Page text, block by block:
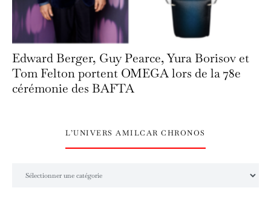
Edward Berger, Guy Pearce, Yura Borisov et
Tom Felton portent OMEGA lors de la 78e
cérémonie des BAFTA
L’UNIVERS AMILCAR CHRONOS